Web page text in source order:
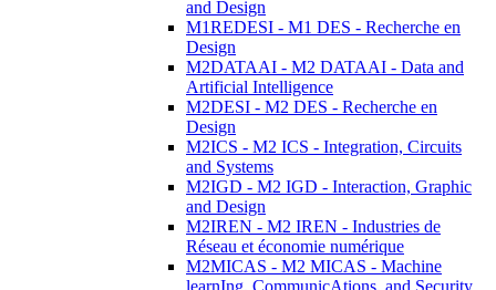
and Design
M1REDESI - M1 DES - Recherche en
Design
M2DATAAI - M2 DATAAI - Data and
Artificial Intelligence
M2DESI - M2 DES - Recherche en
Design
M2ICS - M2 ICS - Integration, Circuits
and Systems
M2IGD - M2 IGD - Interaction, Graphic
and Design
M2IREN - M2 IREN - Industries de
Réseau et économie numérique
M2MICAS - M2 MICAS - Machine
learnIng, CommunicAtions, and Security